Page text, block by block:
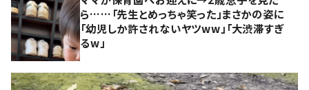
ら……「先生とめっちゃ笑った」まさかの姿に
「幼児しか許されないヤツww」「大渋滞すぎ
るw」